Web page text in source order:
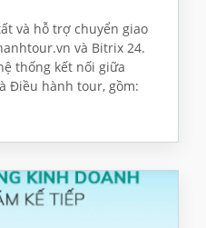
và hỗ trợ chuyển giao
và Bitrix 24.
thống kết nối giữa
Điều hành tour, gồm: